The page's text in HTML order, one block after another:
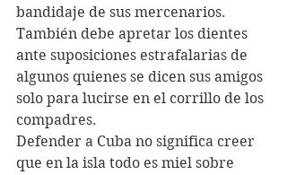
bandidaje de sus mercenarios.
También debe apretar los dientes
ante suposiciones estrafalarias de
algunos quienes se dicen sus amigos
solo para lucirse en el corrillo de los
compadres.
Defender a Cuba no significa creer
que en la isla todo es miel sobre